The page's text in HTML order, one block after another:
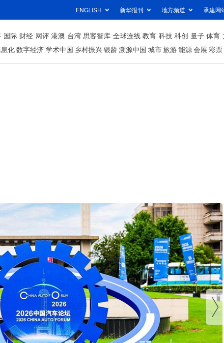
ENGLISH 新华报刊 地方频道 承建网
国际 财经 网评 港澳 台湾 思客智库 全球连线 教育 科技 科创 量子 体育
化数字经济 学术中国 乡村振兴银龄溯源中国 城市旅游能源会展 彩票